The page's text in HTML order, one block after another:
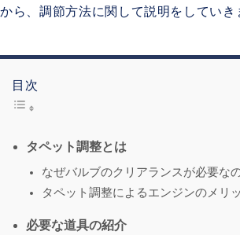
から、調節方法に関して説明をしていき
目次
タペット調整とは
なぜバルブのクリアランスが必要な
タペット調整によるエンジンのメリ
必要な道具の紹介